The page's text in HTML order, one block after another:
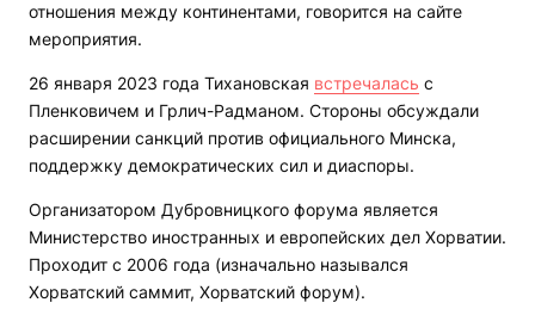
отношения между континентами, говорится на сайте
мероприятия.
26 января 2023 года Тихановская встречалась с
Пленковичем и Грлич-Радманом. Стороны обсуждали
расширении санкций против официального Минска,
поддержку демократических сил и диаспоры.
Организатором Дубровницкого форума является
Министерство иностранных и европейских дел Хорватии.
Проходит с 2006 года (изначально назывался
Хорватский саммит, Хорватский форум).